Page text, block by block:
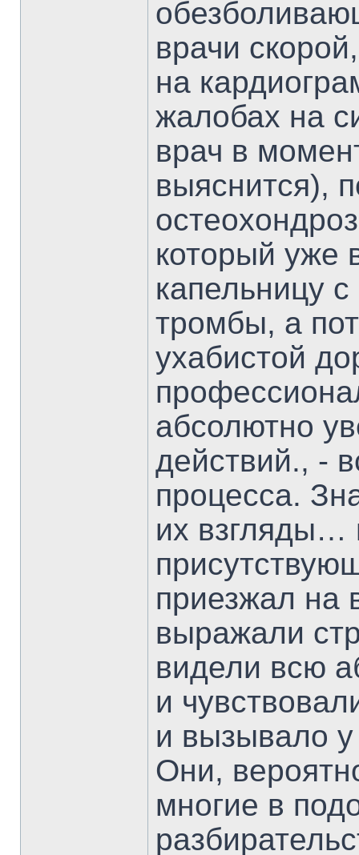
врачи
на
жалобах на
врач в
выяснится),
который уже
капельницу
тромбы, а
ухабистой
абсолютно
действий., -
процесса.
их взгляды…
приезжал на
выражали
видели всю
и
и вызывало у
Они,
многие в